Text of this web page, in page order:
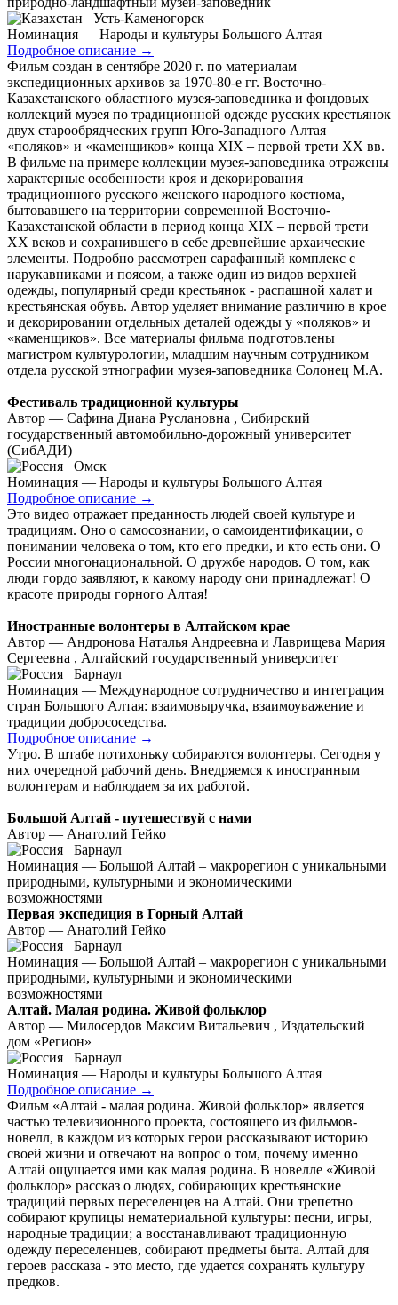
Усть-Каменогорск
Номинация — Народы и культуры Большого Алтая
Подробное описание →
Фильм создан в сентябре 2020 г. по материалам
экспедиционных архивов за 1970-80-е гг. Восточно-
Казахстанского областного музея-заповедника и фондовых
коллекций музея по традиционной одежде русских крестьянок
двух старообрядческих групп Юго-Западного Алтая
«поляков» и «каменщиков» конца ХІХ – первой трети ХХ вв.
В фильме на примере коллекции музея-заповедника отражены
характерные особенности кроя и декорирования
традиционного русского женского народного костюма,
бытовавшего на территории современной Восточно-
Казахстанской области в период конца ХІХ – первой трети
ХХ веков и сохранившего в себе древнейшие архаические
элементы. Подробно рассмотрен сарафанный комплекс с
нарукавниками и поясом, а также один из видов верхней
одежды, популярный среди крестьянок - распашной халат и
крестьянская обувь. Автор уделяет внимание различию в крое
и декорировании отдельных деталей одежды у «поляков» и
«каменщиков». Все материалы фильма подготовлены
магистром культурологии, младшим научным сотрудником
отдела русской этнографии музея-заповедника Солонец М.А.
Фестиваль традиционной культуры
Автор — Сафина Диана Руслановна , Сибирский
государственный автомобильно-дорожный университет
(СибАДИ)
Омск
Номинация — Народы и культуры Большого Алтая
Подробное описание →
Это видео отражает преданность людей своей культуре и
традициям. Оно о самосознании, о самоидентификации, о
понимании человека о том, кто его предки, и кто есть они. О
России многонациональной. О дружбе народов. О том, как
люди гордо заявляют, к какому народу они принадлежат! О
красоте природы горного Алтая!
Иностранные волонтеры в Алтайском крае
Автор — Андронова Наталья Андреевна и Лаврищева Мария
Сергеевна , Алтайский государственный университет
Барнаул
Номинация — Международное сотрудничество и интеграция
стран Большого Алтая: взаимовыручка, взаимоуважение и
традиции добрососедства.
Подробное описание →
Утро. В штабе потихоньку собираются волонтеры. Сегодня у
них очередной рабочий день. Внедряемся к иностранным
волонтерам и наблюдаем за их работой.
Большой Алтай - путешествуй с нами
Автор — Анатолий Гейко
Барнаул
Номинация — Большой Алтай – макрорегион с уникальными
природными, культурными и экономическими
возможностями
Первая экспедиция в Горный Алтай
Автор — Анатолий Гейко
Барнаул
Номинация — Большой Алтай – макрорегион с уникальными
природными, культурными и экономическими
возможностями
Алтай. Малая родина. Живой фольклор
Автор — Милосердов Максим Витальевич , Издательский
дом «Регион»
Барнаул
Номинация — Народы и культуры Большого Алтая
Подробное описание →
Фильм «Алтай - малая родина. Живой фольклор» является
частью телевизионного проекта, состоящего из фильмов-
новелл, в каждом из которых герои рассказывают историю
своей жизни и отвечают на вопрос о том, почему именно
Алтай ощущается ими как малая родина. В новелле «Живой
фольклор» рассказ о людях, собирающих крестьянские
традиций первых переселенцев на Алтай. Они трепетно
собирают крупицы нематериальной культуры: песни, игры,
народные традиции; а восстанавливают традиционную
одежду переселенцев, собирают предметы быта. Алтай для
героев рассказа - это место, где удается сохранять культуру
предков.